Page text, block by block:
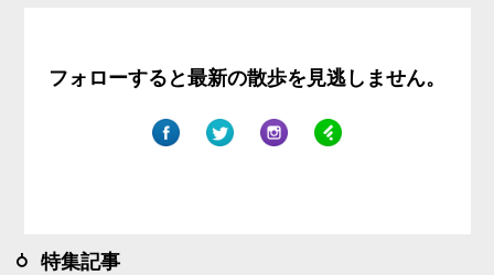
フォローすると最新の散歩を見逃しません。
特集記事